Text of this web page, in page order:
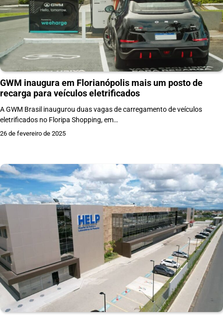
GWM inaugura em Florianópolis mais um posto de
recarga para veículos eletrificados
A GWM Brasil inaugurou duas vagas de carregamento de veículos
eletrificados no Floripa Shopping, em…
26 de fevereiro de 2025